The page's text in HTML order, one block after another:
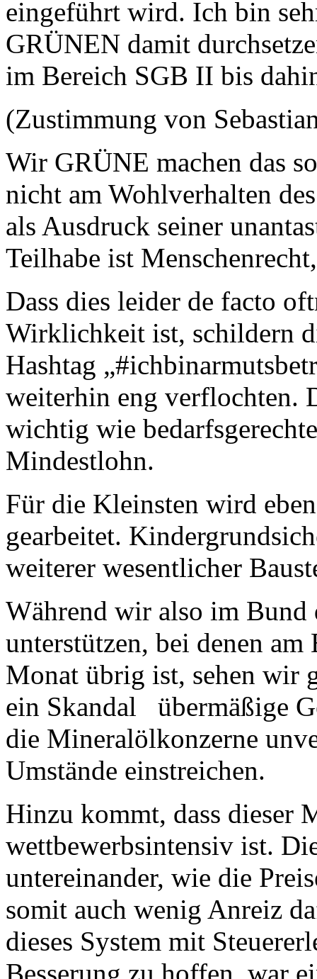
eingeführt wird. Ich bin
GRÜNEN damit
im Bereich SGB II bis
(Zustimmung von
Wir GRÜNE machen das
nicht am Wohlverhalten
als Ausdruck seiner
Teilhabe ist
Dass dies leider de facto
Wirklichkeit ist, schildern
Hashtag
weiterhin eng verflochten.
wichtig wie
Mindestlohn.
Für die Kleinsten wird
gearbeitet.
weiterer wesentlicher
Während wir also im Bund
unterstützen, bei denen
Monat übrig ist, sehen wir
ein Skandal übermäßige
die Mineralölkonzerne
Umstände einstreichen.
Hinzu kommt, dass dieser
wettbewerbsintensiv ist.
untereinander, wie die
somit auch wenig Anreiz
dieses System mit